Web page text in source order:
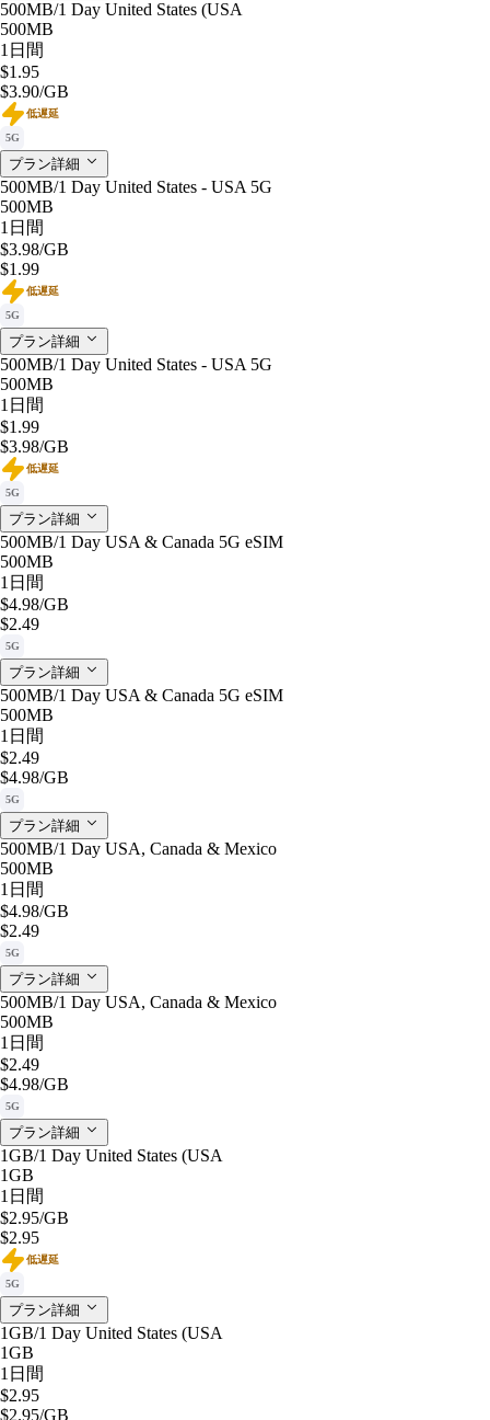
500MB/1 Day United States (USA
500MB
1日間
$1.95
$3.90/GB
低遅延
5G
プラン詳細
500MB/1 Day United States - USA 5G
500MB
1日間
$3.98/GB
$1.99
低遅延
5G
プラン詳細
500MB/1 Day United States - USA 5G
500MB
1日間
$1.99
$3.98/GB
低遅延
5G
プラン詳細
500MB/1 Day USA & Canada 5G eSIM
500MB
1日間
$4.98/GB
$2.49
5G
プラン詳細
500MB/1 Day USA & Canada 5G eSIM
500MB
1日間
$2.49
$4.98/GB
5G
プラン詳細
500MB/1 Day USA, Canada & Mexico
500MB
1日間
$4.98/GB
$2.49
5G
プラン詳細
500MB/1 Day USA, Canada & Mexico
500MB
1日間
$2.49
$4.98/GB
5G
プラン詳細
1GB/1 Day United States (USA
1GB
1日間
$2.95/GB
$2.95
低遅延
5G
プラン詳細
1GB/1 Day United States (USA
1GB
1日間
$2.95
$2.95/GB